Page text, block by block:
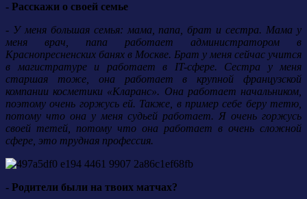
- Расскажи о своей семье
- У меня большая семья: мама, папа, брат и сестра. Мама у
меня врач, папа работает администратором в
Краснопресненских банях в Москве. Брат у меня сейчас учится
в магистратуре и работает в IT-сфере. Сестра у меня
старшая тоже, она работает в крупной французской
компании косметики «Кларанс». Она работает начальником,
поэтому очень горжусь ей. Также, в пример себе беру тетю,
потому что она у меня судьей работает. Я очень горжусь
своей тетей, потому что она работает в очень сложной
сфере, это трудная профессия.
- Родители были на твоих матчах?